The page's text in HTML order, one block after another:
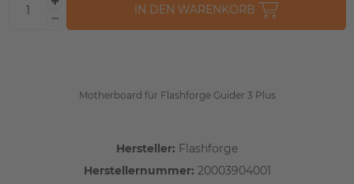
Motherboard für Flashforge Guider 3 Plus
Hersteller: Flashforge
Herstellernummer: 20003904001
IN DEN WARENKORB